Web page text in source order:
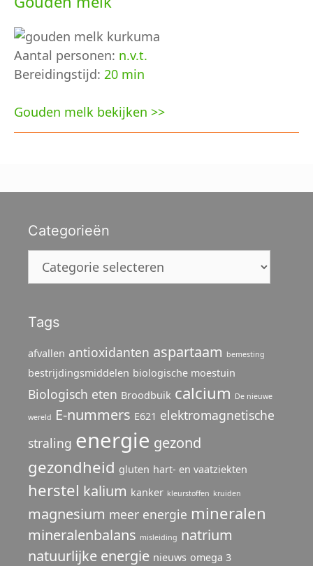
Aantal personen: n.v.t.
Bereidingstijd: 20 min
Gouden melk bekijken >>
Categorieën
Categorieën
Tags
afvallen antioxidanten aspartaam bemesting
bestrijdingsmiddelen biologische moestuin
Biologisch eten Broodbuik calcium De nieuwe
wereld E-nummers E621 elektromagnetische
straling energie gezond
gezondheid gluten hart- en vaatziekten
herstel kalium kanker kleurstoffen kruiden
magnesium meer energie mineralen
mineralenbalans misleiding natrium
natuurlijke energie nieuws omega 3